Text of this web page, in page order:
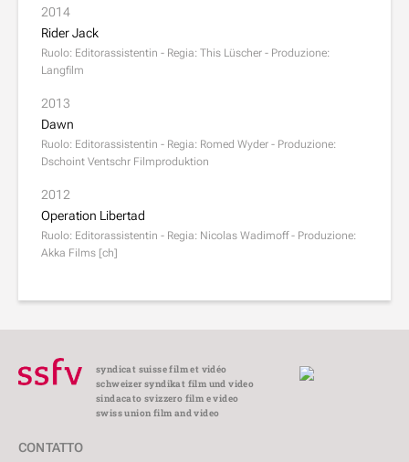
2014
Rider Jack
Ruolo: Editorassistentin - Regia: This Lüscher - Produzione:
Langfilm
2013
Dawn
Ruolo: Editorassistentin - Regia: Romed Wyder - Produzione:
Dschoint Ventschr Filmproduktion
2012
Operation Libertad
Ruolo: Editorassistentin - Regia: Nicolas Wadimoff - Produzione:
Akka Films [ch]
syndicat suisse film et vidéo
schweizer syndikat film und video
sindacato svizzero film e video
swiss union film and video
CONTATTO